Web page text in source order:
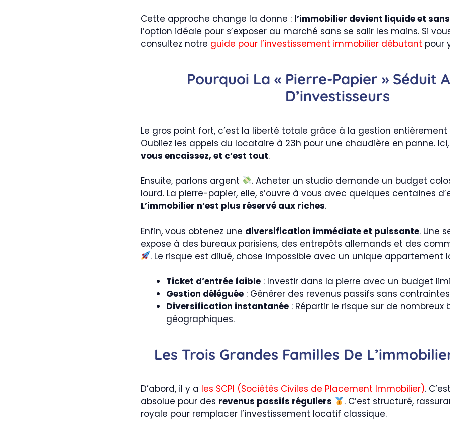
Cette approche change la donne : l’immobilier devient liquide et
l’option idéale pour s’exposer au marché sans se salir les mains. Si
consultez notre guide pour l’investissement immobilier débutant pour
Pourquoi La « Pierre-Papier » Séduit
D’investisseurs
Le gros point fort, c’est la liberté totale grâce à la gestion
Oubliez les appels du locataire à 23h pour une chaudière en panne. Ici,
vous encaissez, et c’est tout.
Ensuite, parlons argent
. Acheter un studio demande un budget
lourd. La pierre-papier, elle, s’ouvre à vous avec quelques centaines
L’immobilier n’est plus réservé aux riches.
Enfin, vous obtenez une diversification immédiate et puissante. Une
expose à des bureaux parisiens, des entrepôts allemands et des
. Le risque est dilué, chose impossible avec un unique appartement
Ticket d’entrée faible : Investir dans la pierre avec un budget
Gestion déléguée : Générer des revenus passifs sans
Diversification instantanée : Répartir le risque sur de nombreux
géographiques.
Les Trois Grandes Familles De
D’abord, il y a les SCPI (Sociétés Civiles de Placement Immobilier).
absolue pour des revenus passifs réguliers
. C’est structuré,
royale pour remplacer l’investissement locatif classique.